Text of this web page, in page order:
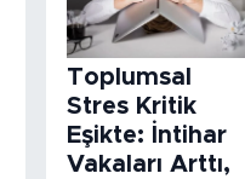
Toplumsal
Stres Kritik
Eşikte: İntihar
Vakaları Arttı,